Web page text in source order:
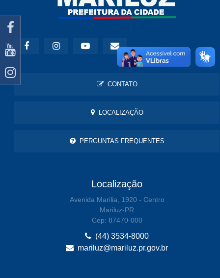
CONTATO
LOCALIZAÇÃO
PERGUNTAS FREQUENTES
Localização
Avenida Marilia, 1920 - Centro
Mariluz-PR
Cep: 87470-000
(44) 3534-8000
mariluz@mariluz.pr.gov.br